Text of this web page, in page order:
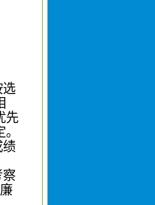
选
先
绩
察